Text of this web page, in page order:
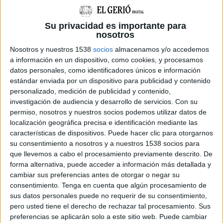
Su privacidad es importante para
nosotros
Nosotros y nuestros 1538 socios almacenamos y/o accedemos
a información en un dispositivo, como cookies, y procesamos
datos personales, como identificadores únicos e información
estándar enviada por un dispositivo para publicidad y contenido
personalizado, medición de publicidad y contenido,
investigación de audiencia y desarrollo de servicios. Con su
permiso, nosotros y nuestros socios podemos utilizar datos de
localización geográfica precisa e identificación mediante las
características de dispositivos. Puede hacer clic para otorgarnos
su consentimiento a nosotros y a nuestros 1538 socios para
que llevemos a cabo el procesamiento previamente descrito. De
forma alternativa, puede acceder a información más detallada y
cambiar sus preferencias antes de otorgar o negar su
consentimiento. Tenga en cuenta que algún procesamiento de
sus datos personales puede no requerir de su consentimiento,
pero usted tiene el derecho de rechazar tal procesamiento. Sus
preferencias se aplicarán solo a este sitio web. Puede cambiar
que pateix l’agressió de pedreres i que la seva
capacitat de càrrega ja està exhaurida. Ara toca
conservar, en comptes de destruir".
La Garriga d'Empordà s'estén pels termes
municipals de Llers,Avinyonet de Puigventós
Vilanant. És un paratge d'alt valor natural,
paisatgístic i cultural, testimoni de
l'aprofitament tradicional de les zones entre
plana i muntanya empordaneses mitjançant
feixes formades amb parets de pedra seca. No
es tracta només de parets de pedra seca sinó de
l'estructuració d'un territori a través de parets,
camins i recs i d'un excepcional nombre de
barraques de pastor.